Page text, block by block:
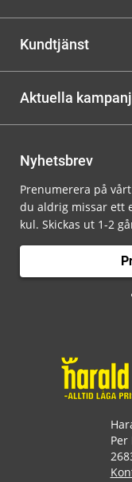
Kundtjänst
Aktuella
Nyhetsbrev
Prenumerera på
du aldrig missar ett
kul. Skickas ut 1-2
Per